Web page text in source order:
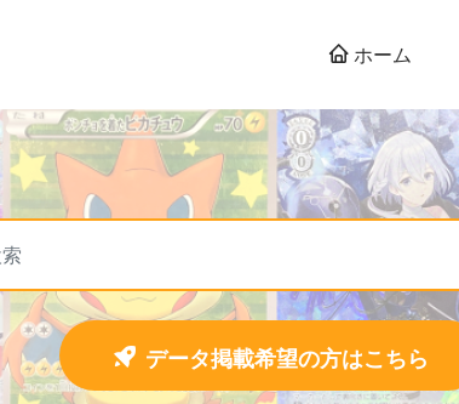
ホーム
データ掲載希望の方はこちら